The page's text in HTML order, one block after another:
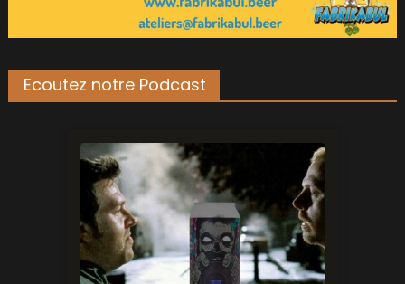
Ecoutez notre Podcast